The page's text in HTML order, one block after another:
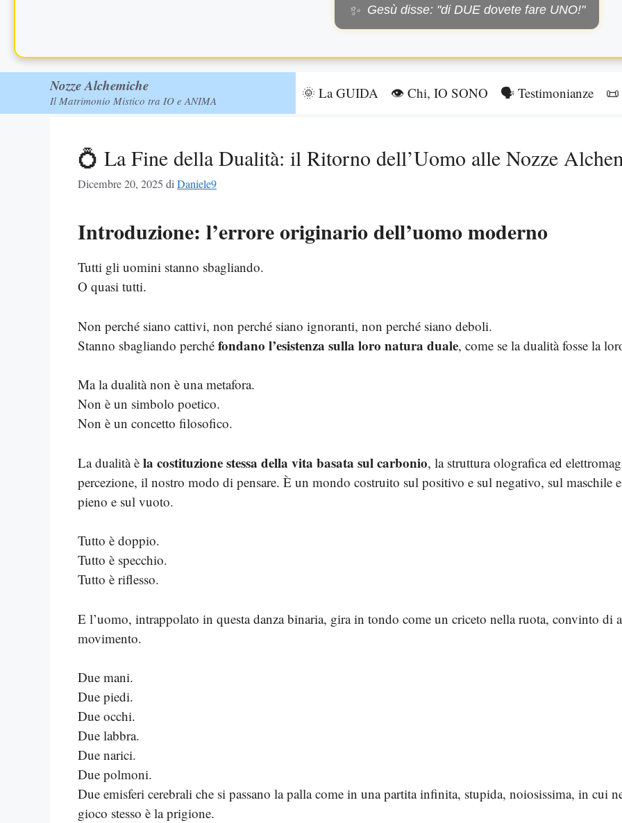
✨ Gesù disse: "di DUE dovete fare UNO!"
Nozze Alchemiche
Il Matrimonio Mistico tra IO e ANIMA 🌞 La GUIDA 👁️ Chi, IO SONO 🗣️ Testimonianze
💍 La Fine della Dualità: il Ritorno dell’Uomo alle Nozze
Dicembre 20, 2025 diDaniele9
Introduzione: l’errore originario dell’uomo moderno
Tutti gli uomini stanno sbagliando.
O quasi tutti.
Non perché siano cattivi, non perché siano ignoranti, non perché siano deboli.
Stanno sbagliando perché fondano l’esistenza sulla loro natura duale, come se la dualità fosse la
Ma la dualità non è una metafora.
Non è un simbolo poetico.
Non è un concetto filosofico.
La dualità è la costituzione stessa della vita basata sul carbonio, la struttura olografica ed
percezione, il nostro modo di pensare. È un mondo costruito sul positivo e sul negativo, sul maschile
pieno e sul vuoto.
Tutto è doppio.
Tutto è specchio.
Tutto è riflesso.
E l’uomo, intrappolato in questa danza binaria, gira in tondo come un criceto nella ruota, convinto di
movimento.
Due mani.
Due piedi.
Due occhi.
Due labbra.
Due narici.
Due polmoni.
Due emisferi cerebrali che si passano la palla come in una partita infinita, stupida, noiosissima, in cui
gioco stesso è la prigione.